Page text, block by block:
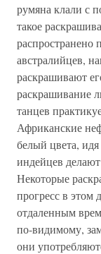
румяна клали с
такое
австралийцев,
раскрашивают
раскрашивание
танцев
Африканские
белый цвета,
индейцев
Некоторые
прогресс в этом
отдаленным
по-видимому,
они